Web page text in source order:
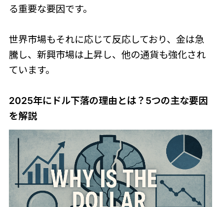
る重要な要因です。
世界市場もそれに応じて反応しており、金は急
騰し、新興市場は上昇し、他の通貨も強化され
ています。
2025年にドル下落の理由とは？5つの主な要因
を解説